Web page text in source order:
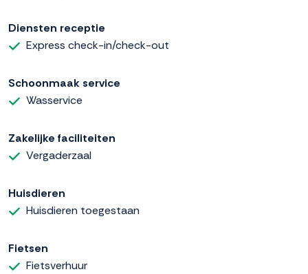
Diensten receptie
Express check-in/check-out
Schoonmaak service
Wasservice
Zakelijke faciliteiten
Vergaderzaal
Huisdieren
Huisdieren toegestaan
Fietsen
Fietsverhuur